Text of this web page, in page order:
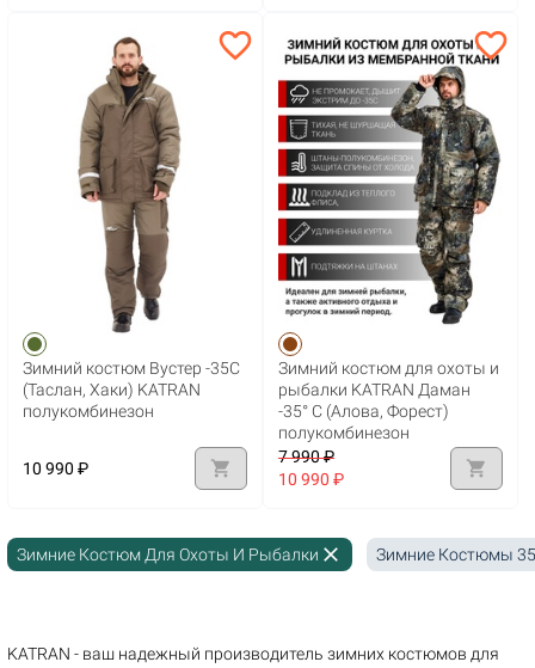
favorite_border
Зимний костюм Вустер -35С
(Таслан, Хаки) KATRAN
полукомбинезон
10 990 ₽ shopping_cart
favorite_border
Зимний костюм для охоты и
рыбалки KATRAN Даман
-35° С (Алова, Форест)
полукомбинезон
7 990 ₽
10 990 ₽
shopping_cart
Зимние Костюм Для Охоты И Рыбалки close Зимние Костюмы 35
KATRAN - ваш надежный производитель зимних костюмов для